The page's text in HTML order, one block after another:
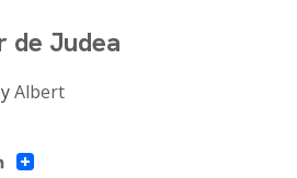
de Judea
Albert
LinkedIn